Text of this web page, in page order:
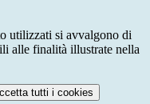
utilizzati si avvalgono di
alle finalità illustrate nella
tutti i cookies